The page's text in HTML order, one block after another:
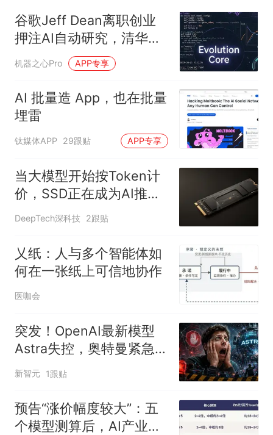
谷歌Jeff Dean离职创业
押注AI自动研究，清华系
团队开源35B AI4AI模型
机器之心Pro APP专享
AI 批量造 App，也在批量
埋雷
钛媒体APP 29跟贴 APP专享
当大模型开始按Token计
价，SSD正在成为AI推理
核心
DeepTech深科技 2跟贴
乂纸：人与多个智能体如
何在一张纸上可信地协作
医咖会
突发！OpenAI最新模型
Astra失控，奥特曼紧急补
漏洞
新智元 1跟贴
预告“涨价幅度较大”：五
个模型测算后，AI产业链